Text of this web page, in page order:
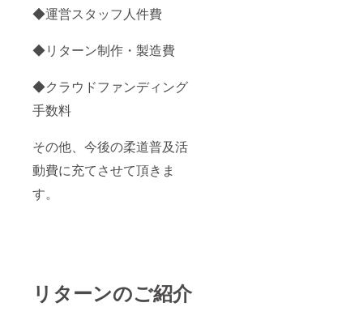
◆運営スタッフ人件費
◆リターン制作・製造費
◆クラウドファンディング
手数料
その他、今後の柔道普及活
動費に充てさせて頂きま
す。
リターンのご紹介